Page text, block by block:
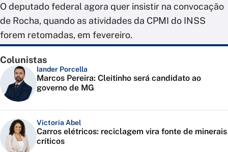
O deputado federal agora quer insistir na convocação
de Rocha, quando as atividades da CPMI do INSS
forem retomadas, em fevereiro.
Colunistas
Iander Porcella
Marcos Pereira: Cleitinho será candidato ao
governo de MG
Victoria Abel
Carros elétricos: reciclagem vira fonte de minerais
críticos